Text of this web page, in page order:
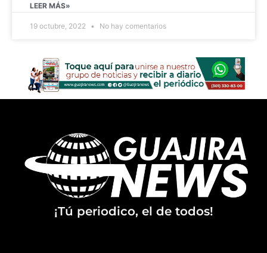
LEER MÁS»
19 octubre, 2022 No hay comentarios
¡Tú periodico, el de todos!